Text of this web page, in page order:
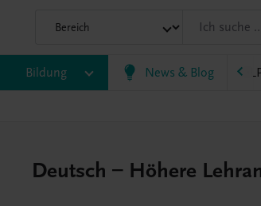
Bildung News & Blog
HAS HF/TFS HLM/HLK
Deutsch – Höhere